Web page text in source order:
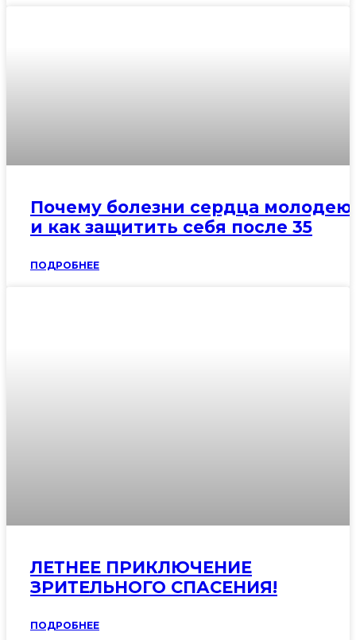
Почему болезни сердца
и как защитить себя после 35
ПОДРОБНЕЕ
ЛЕТНЕЕ ПРИКЛЮЧЕНИЕ
ЗРИТЕЛЬНОГО СПАСЕНИЯ!
ПОДРОБНЕЕ